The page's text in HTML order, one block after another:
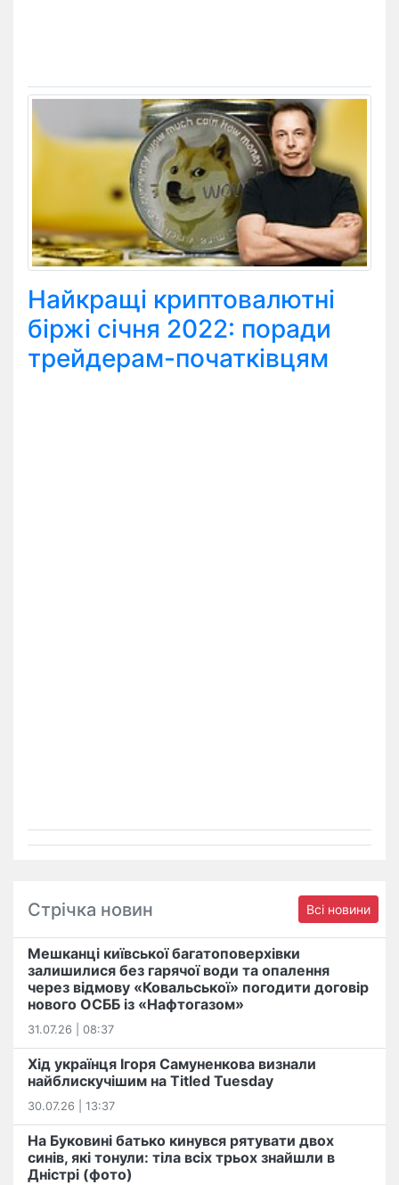
Найкращі криптовалютні
біржі січня 2022: поради
трейдерам-початківцям
Стрічка новин Всі новини
Мешканці київської багатоповерхівки
залишилися без гарячої води та опалення
через відмову «Ковальської» погодити договір
нового ОСББ із «Нафтогазом»
31.07.26 | 08:37
Хід українця Ігоря Самуненкова визнали
найблискучішим на Titled Tuesday
30.07.26 | 13:37
На Буковині батько кинувся рятувати двох
синів, які тонули: тіла всіх трьох знайшли в
Дністрі (фото)